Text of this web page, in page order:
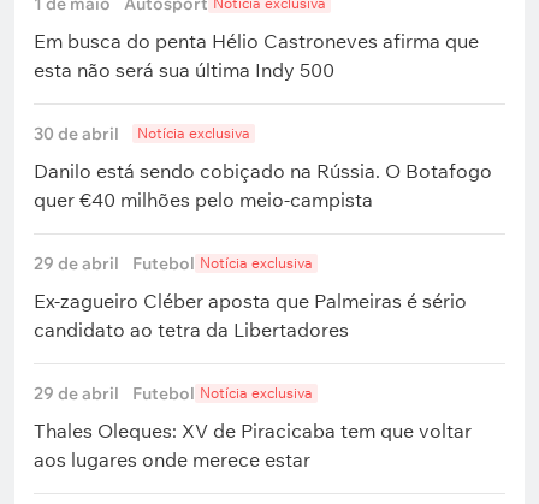
Em busca do penta Hélio Castroneves afirma que
esta não será sua última Indy 500
30 de abril Notícia exclusiva
Danilo está sendo cobiçado na Rússia. O Botafogo
quer €40 milhões pelo meio-campista
29 de abril Futebol Notícia exclusiva
Ex-zagueiro Cléber aposta que Palmeiras é sério
candidato ao tetra da Libertadores
29 de abril Futebol Notícia exclusiva
Thales Oleques: XV de Piracicaba tem que voltar
aos lugares onde merece estar